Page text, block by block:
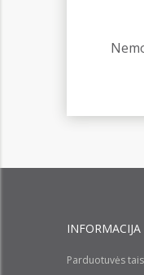
INFORMACIJA
Parduotuvės